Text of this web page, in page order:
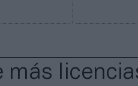
más